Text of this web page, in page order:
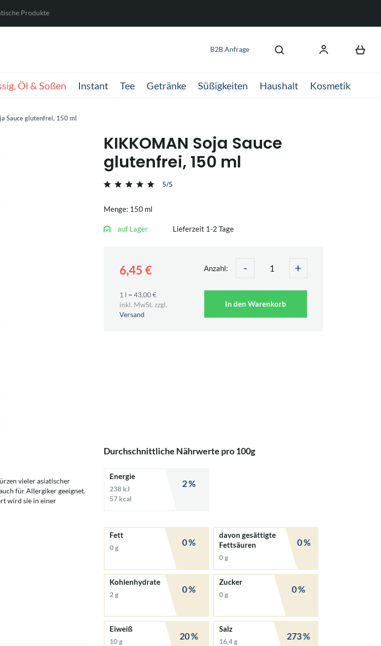
Produkte
B2B Anfrage
Öl & Soßen Instant Tee Getränke Süßigkeiten Haushalt Kosmetik
Sauce glutenfrei, 150 ml
KIKKOMAN Soja Sauce
glutenfrei, 150 ml
5/5
Menge: 150 ml
auf Lager Lieferzeit 1-2 Tage
6,45 € Anzahl: - +
1 l = 43,00 €
inkl. MwSt. zzgl.
Versand
In den Warenkorb
vieler asiatischer
für Allergiker geeignet.
wird sie in einer
Durchschnittliche Nährwerte pro 100g
Energie
238 kJ
57 kcal
2 %
Fett
0 g 0 %
davon gesättigte
Fettsäuren
0 g
0 %
Kohlenhydrate
2 g 0 %
Zucker
0 g 0 %
Eiweiß
10 g 20 %
Salz
16,4 g 273 %